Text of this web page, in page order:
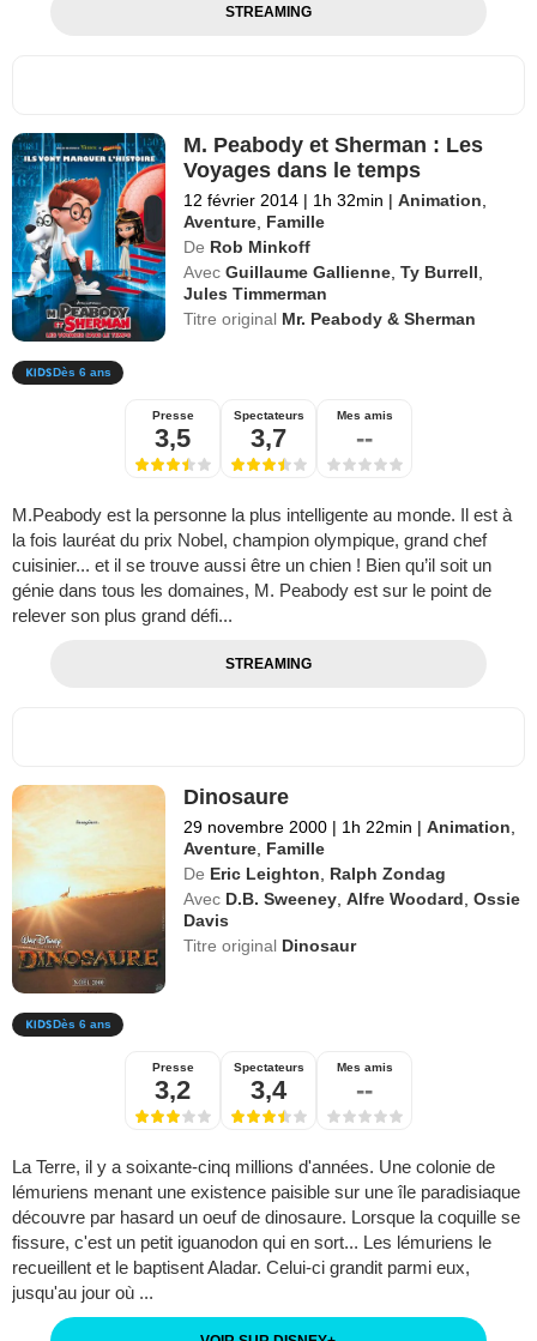
STREAMING
M. Peabody et Sherman : Les
Voyages dans le temps
12 février 2014 | 1h 32min | Animation,
Aventure, Famille
De Rob Minkoff
Avec Guillaume Gallienne,Ty Burrell,
Jules Timmerman
Titre original Mr. Peabody & Sherman
Dès 6 ans
Presse
3,5
Spectateurs
3,7
Mes amis
--
M.Peabody est la personne la plus intelligente au monde. Il est à
la fois lauréat du prix Nobel, champion olympique, grand chef
cuisinier... et il se trouve aussi être un chien ! Bien qu’il soit un
génie dans tous les domaines, M. Peabody est sur le point de
relever son plus grand défi...
STREAMING
Dinosaure
29 novembre 2000 | 1h 22min | Animation,
Aventure, Famille
De Eric Leighton, Ralph Zondag
Avec D.B. Sweeney,Alfre Woodard,Ossie
Davis
Titre original Dinosaur
Dès 6 ans
Presse
3,2
Spectateurs
3,4
Mes amis
--
La Terre, il y a soixante-cinq millions d'années. Une colonie de
lémuriens menant une existence paisible sur une île paradisiaque
découvre par hasard un oeuf de dinosaure. Lorsque la coquille se
fissure, c'est un petit iguanodon qui en sort... Les lémuriens le
recueillent et le baptisent Aladar. Celui-ci grandit parmi eux,
jusqu'au jour où ...